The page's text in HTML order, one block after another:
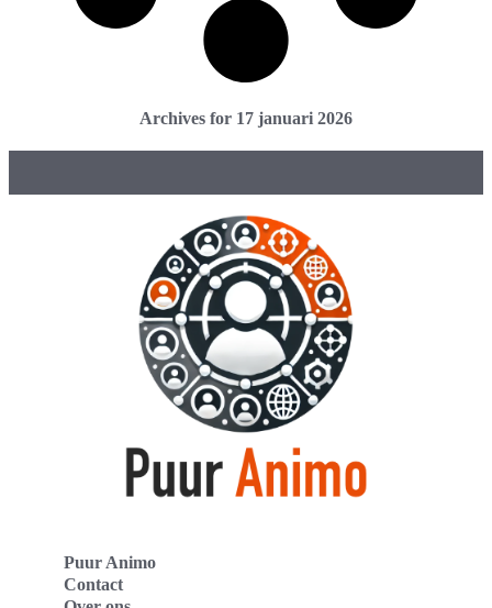
Archives for 17 januari 2026
Puur Animo
Contact